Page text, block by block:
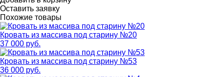
Оставить заявку
Похожие товары
Кровать из массива под старину №20
37 000 руб.
Кровать из массива под старину №53
36 000 руб.